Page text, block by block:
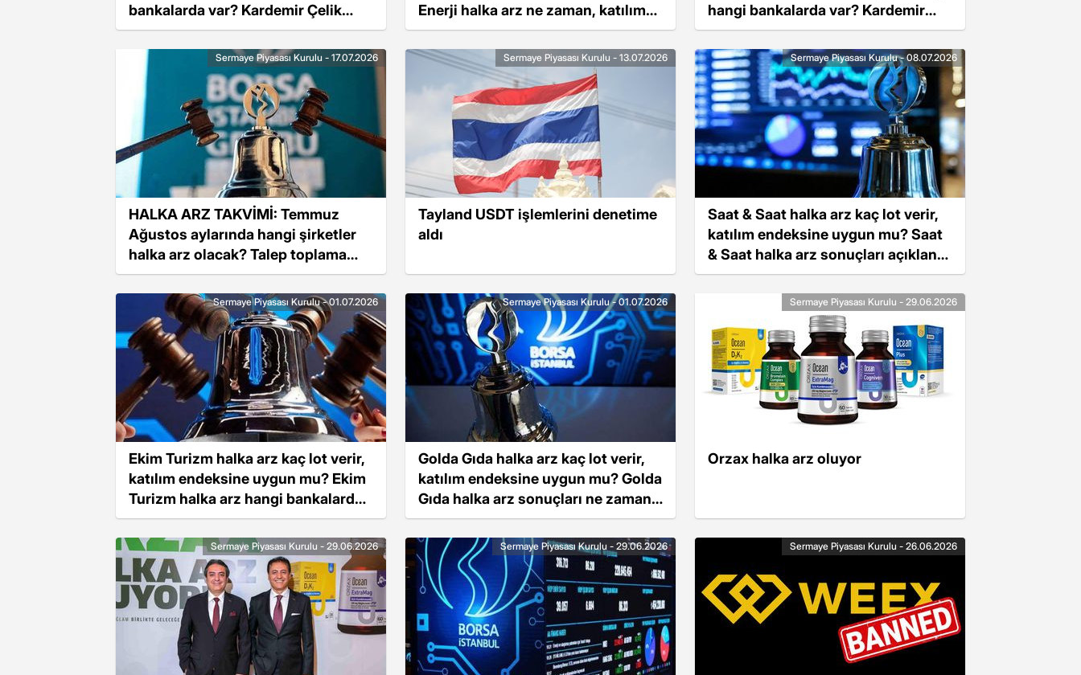
bankalarda var? Kardemir Çelik
katılım endeksine uygun mu?
Enerji halka arz ne zaman, katılım
endeksine uygun mu?
hangi bankalarda var? Kardemir
Çelik halka arz ne zaman?
HALKA ARZ TAKVİMİ: Temmuz
Ağustos aylarında hangi şirketler
halka arz olacak? Talep toplama
süreci ne zaman başlayacak?
Sermaye Piyasası Kurulu - 17.07.2026
Tayland USDT işlemlerini denetime
aldı
Sermaye Piyasası Kurulu - 13.07.2026
Saat & Saat halka arz kaç lot verir,
katılım endeksine uygun mu? Saat
& Saat halka arz sonuçları açıklandı
mı, ne zaman açıklanacak?
Sermaye Piyasası Kurulu - 08.07.2026
Ekim Turizm halka arz kaç lot verir,
katılım endeksine uygun mu? Ekim
Turizm halka arz hangi bankalarda
var, sonuçlar ne zaman
açıklanacak?
Sermaye Piyasası Kurulu - 01.07.2026
Golda Gıda halka arz kaç lot verir,
katılım endeksine uygun mu? Golda
Gıda halka arz sonuçları ne zaman
açıklanacak?
Sermaye Piyasası Kurulu - 01.07.2026
Orzax halka arz oluyor
Sermaye Piyasası Kurulu - 29.06.2026
Sermaye Piyasası Kurulu - 29.06.2026 Sermaye Piyasası Kurulu - 29.06.2026 Sermaye Piyasası Kurulu - 26.06.2026